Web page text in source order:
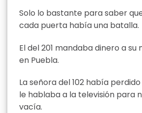
Solo lo bastante para saber
cada puerta había una batalla.
El del 201 mandaba dinero a
en Puebla.
La señora del 102 había
le hablaba a la televisión para
vacía.